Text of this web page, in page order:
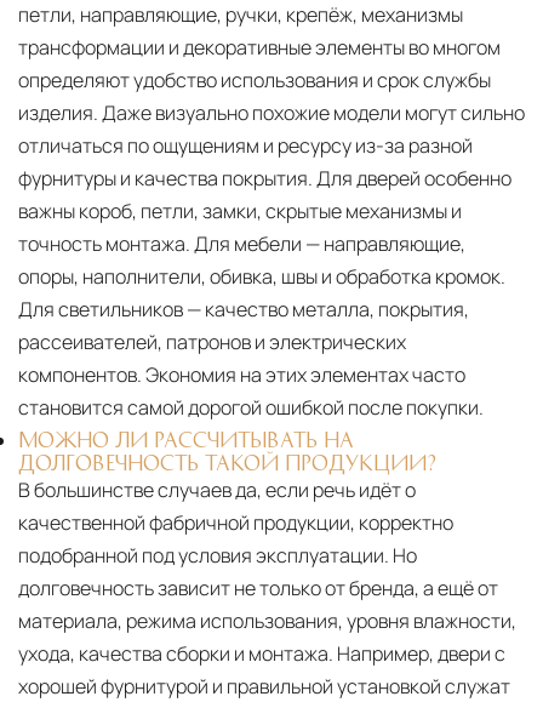
петли, направляющие, ручки, крепёж, механизмы
трансформации и декоративные элементы во многом
определяют удобство использования и срок службы
изделия. Даже визуально похожие модели могут сильно
отличаться по ощущениям и ресурсу из-за разной
фурнитуры и качества покрытия. Для дверей особенно
важны короб, петли, замки, скрытые механизмы и
точность монтажа. Для мебели — направляющие,
опоры, наполнители, обивка, швы и обработка кромок.
Для светильников — качество металла, покрытия,
рассеивателей, патронов и электрических
компонентов. Экономия на этих элементах часто
становится самой дорогой ошибкой после покупки.
МОЖНО ЛИ РАССЧИТЫВАТЬ НА
ДОЛГОВЕЧНОСТЬ ТАКОЙ ПРОДУКЦИИ?
В большинстве случаев да, если речь идёт о
качественной фабричной продукции, корректно
подобранной под условия эксплуатации. Но
долговечность зависит не только от бренда, а ещё от
материала, режима использования, уровня влажности,
ухода, качества сборки и монтажа. Например, двери с
хорошей фурнитурой и правильной установкой служат